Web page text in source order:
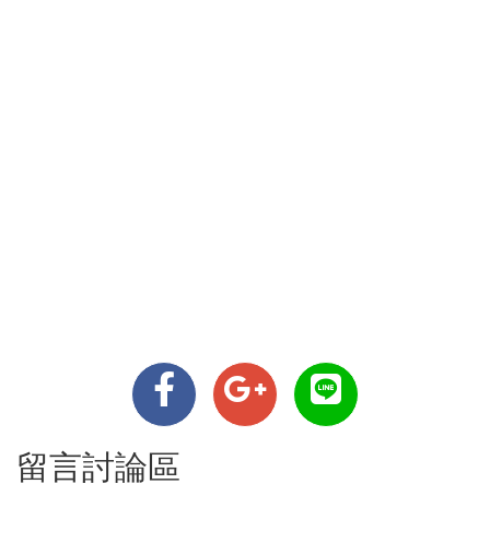
留言討論區